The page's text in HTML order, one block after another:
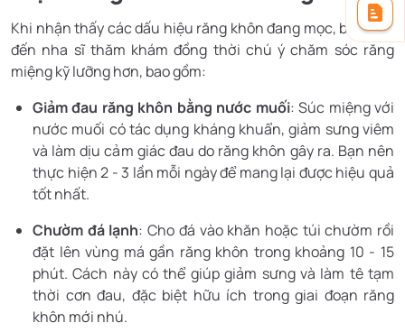
Khi nhận thấy các dấu hiệu răng khôn đang mọc, bạn nên
đến nha sĩ thăm khám đồng thời chú ý chăm sóc răng
miệng kỹ lưỡng hơn, bao gồm:
Giảm đau răng khôn bằng nước muối: Súc miệng với
nước muối có tác dụng kháng khuẩn, giảm sưng viêm
và làm dịu cảm giác đau do răng khôn gây ra. Bạn nên
thực hiện 2 - 3 lần mỗi ngày để mang lại được hiệu quả
tốt nhất.
Chườm đá lạnh: Cho đá vào khăn hoặc túi chườm rồi
đặt lên vùng má gần răng khôn trong khoảng 10 - 15
phút. Cách này có thể giúp giảm sưng và làm tê tạm
thời cơn đau, đặc biệt hữu ích trong giai đoạn răng
khôn mới nhú.